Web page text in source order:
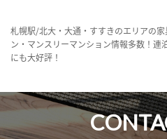
札幌駅/北大・大通・すすきのエリアの
ン・マンスリーマンション情報多数！
にも大好評！